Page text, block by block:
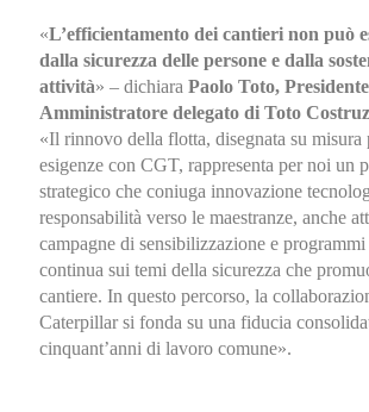
«L’efficientamento dei cantieri non può
dalla sicurezza delle persone e dalla
attività» – dichiara Paolo Toto,
Amministratore delegato di Toto
«Il rinnovo della flotta, disegnata su misura
esigenze con CGT, rappresenta per noi un
strategico che coniuga innovazione
responsabilità verso le maestranze, anche
campagne di sensibilizzazione e
continua sui temi della sicurezza che
cantiere. In questo percorso, la
Caterpillar si fonda su una fiducia
cinquant’anni di lavoro comune».